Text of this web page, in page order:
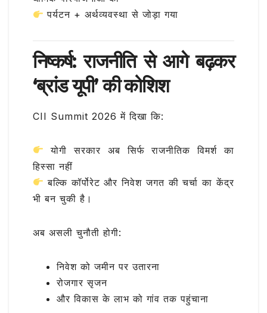
पर्यटन + अर्थव्यवस्था से जोड़ा गया
निष्कर्ष: राजनीति से आगे बढ़कर
‘ब्रांड यूपी’ की कोशिश
CII Summit 2026 में दिखा कि:
योगी सरकार अब सिर्फ राजनीतिक विमर्श का
हिस्सा नहीं
बल्कि कॉर्पोरेट और निवेश जगत की चर्चा का केंद्र
भी बन चुकी है।
अब असली चुनौती होगी:
निवेश को जमीन पर उतारना
रोजगार सृजन
और विकास के लाभ को गांव तक पहुंचाना